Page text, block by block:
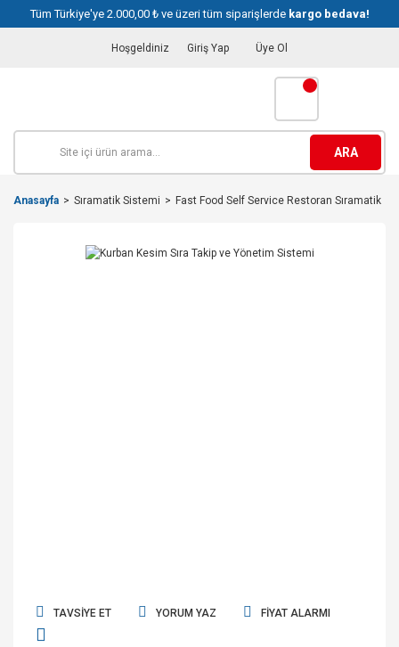
Tüm Türkiye'ye 2.000,00 ₺ ve üzeri tüm siparişlerde kargo bedava!
Hoşgeldiniz Giriş Yap Üye Ol
ARA
Anasayfa Sıramatik Sistemi Fast Food Self Service Restoran Sıramatik
TAVSIYE ET YORUM YAZ FIYAT ALARMI